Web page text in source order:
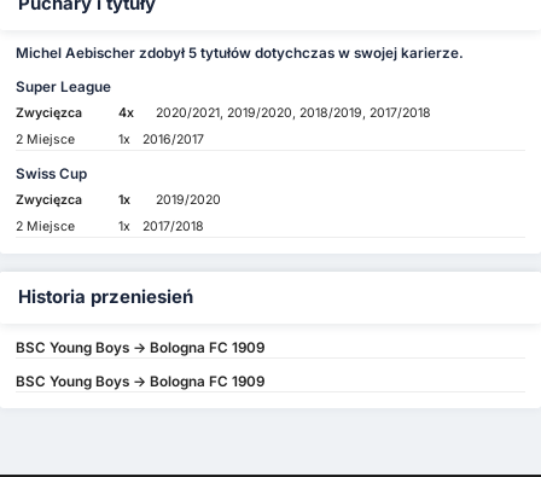
Michel Aebischer zdobył 5 tytułów dotychczas w swojej karierze.
Super League
Zwycięzca 4x
2020/2021, 2019/2020, 2018/2019, 2017/2018
2 Miejsce
1x 2016/2017
Swiss Cup
Zwycięzca 1x
2019/2020
2 Miejsce
1x 2017/2018
Historia przeniesień
BSC Young Boys -> Bologna FC 1909
BSC Young Boys -> Bologna FC 1909